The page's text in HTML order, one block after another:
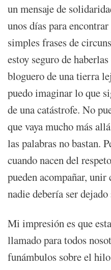
un mensaje de
unos días para
simples frases de
estoy seguro de
bloguero de una tierra
puedo imaginar lo que
de una catástrofe. No
que vaya mucho más
las palabras no bastan.
cuando nacen del
pueden acompañar,
nadie debería ser dejado
Mi impresión es que
llamado para todos
funámbulos sobre el